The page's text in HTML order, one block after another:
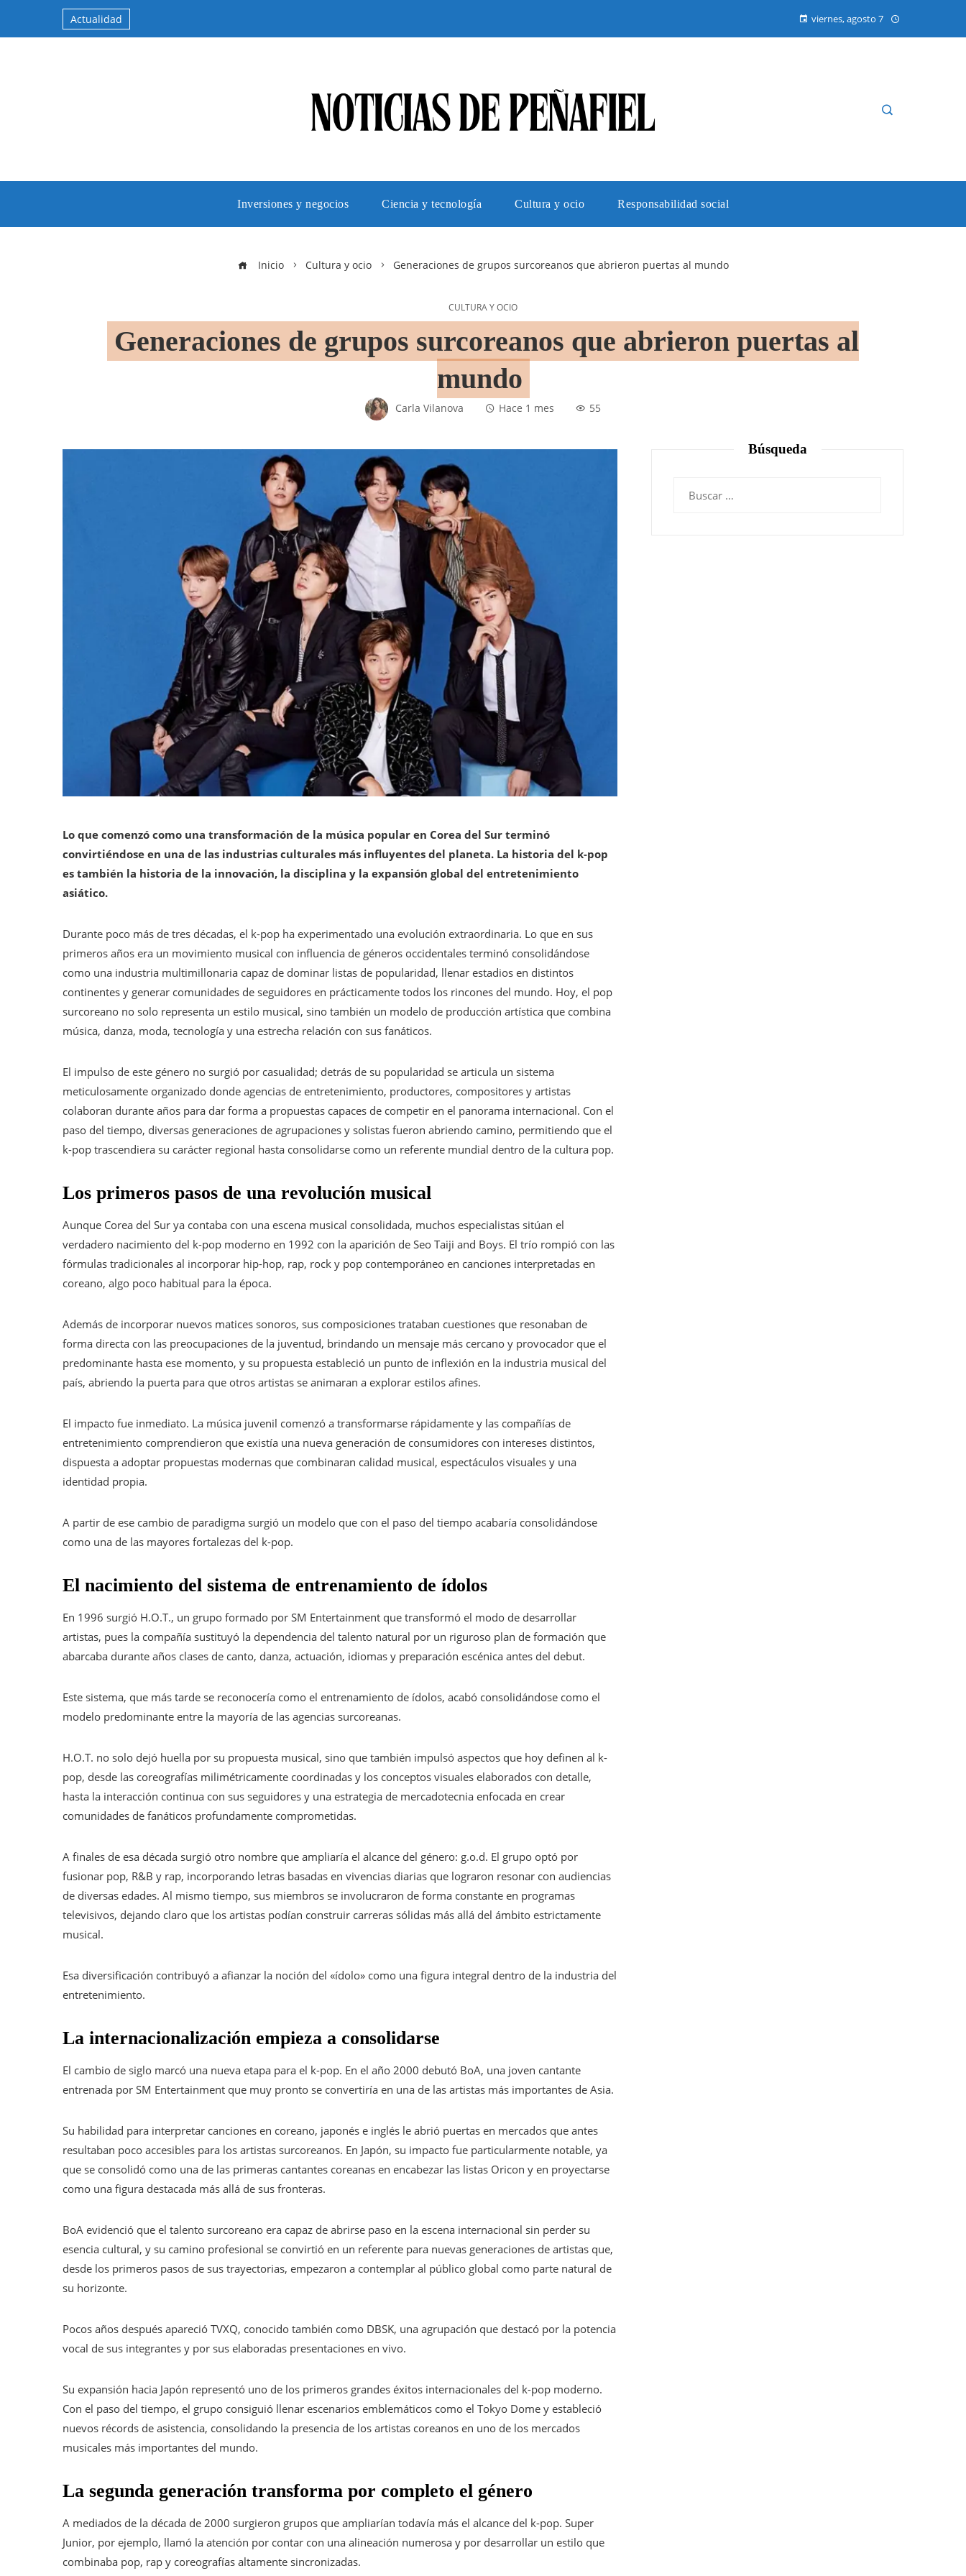
Actualidad viernes, agosto 7
Inversiones y negocios Ciencia y tecnología Cultura y ocio Responsabilidad social
Inicio Cultura y ocio Generaciones de grupos surcoreanos que abrieron puertas al mundo
CULTURA Y OCIO
Generaciones de grupos surcoreanos que abrieron puertas al
mundo
Carla Vilanova Hace 1 mes 55
Lo que comenzó como una transformación de la música popular en Corea del Sur terminó
convirtiéndose en una de las industrias culturales más influyentes del planeta. La historia del k-pop
es también la historia de la innovación, la disciplina y la expansión global del entretenimiento
asiático.
Durante poco más de tres décadas, el k-pop ha experimentado una evolución extraordinaria. Lo que en sus
primeros años era un movimiento musical con influencia de géneros occidentales terminó consolidándose
como una industria multimillonaria capaz de dominar listas de popularidad, llenar estadios en distintos
continentes y generar comunidades de seguidores en prácticamente todos los rincones del mundo. Hoy, el pop
surcoreano no solo representa un estilo musical, sino también un modelo de producción artística que combina
música, danza, moda, tecnología y una estrecha relación con sus fanáticos.
El impulso de este género no surgió por casualidad; detrás de su popularidad se articula un sistema
meticulosamente organizado donde agencias de entretenimiento, productores, compositores y artistas
colaboran durante años para dar forma a propuestas capaces de competir en el panorama internacional. Con el
paso del tiempo, diversas generaciones de agrupaciones y solistas fueron abriendo camino, permitiendo que el
k-pop trascendiera su carácter regional hasta consolidarse como un referente mundial dentro de la cultura pop.
Los primeros pasos de una revolución musical
Aunque Corea del Sur ya contaba con una escena musical consolidada, muchos especialistas sitúan el
verdadero nacimiento del k-pop moderno en 1992 con la aparición de Seo Taiji and Boys. El trío rompió con las
fórmulas tradicionales al incorporar hip-hop, rap, rock y pop contemporáneo en canciones interpretadas en
coreano, algo poco habitual para la época.
Además de incorporar nuevos matices sonoros, sus composiciones trataban cuestiones que resonaban de
forma directa con las preocupaciones de la juventud, brindando un mensaje más cercano y provocador que el
predominante hasta ese momento, y su propuesta estableció un punto de inflexión en la industria musical del
país, abriendo la puerta para que otros artistas se animaran a explorar estilos afines.
El impacto fue inmediato. La música juvenil comenzó a transformarse rápidamente y las compañías de
entretenimiento comprendieron que existía una nueva generación de consumidores con intereses distintos,
dispuesta a adoptar propuestas modernas que combinaran calidad musical, espectáculos visuales y una
identidad propia.
A partir de ese cambio de paradigma surgió un modelo que con el paso del tiempo acabaría consolidándose
como una de las mayores fortalezas del k-pop.
El nacimiento del sistema de entrenamiento de ídolos
En 1996 surgió H.O.T., un grupo formado por SM Entertainment que transformó el modo de desarrollar
artistas, pues la compañía sustituyó la dependencia del talento natural por un riguroso plan de formación que
abarcaba durante años clases de canto, danza, actuación, idiomas y preparación escénica antes del debut.
Este sistema, que más tarde se reconocería como el entrenamiento de ídolos, acabó consolidándose como el
modelo predominante entre la mayoría de las agencias surcoreanas.
H.O.T. no solo dejó huella por su propuesta musical, sino que también impulsó aspectos que hoy definen al k-
pop, desde las coreografías milimétricamente coordinadas y los conceptos visuales elaborados con detalle,
hasta la interacción continua con sus seguidores y una estrategia de mercadotecnia enfocada en crear
comunidades de fanáticos profundamente comprometidas.
A finales de esa década surgió otro nombre que ampliaría el alcance del género: g.o.d. El grupo optó por
fusionar pop, R&B y rap, incorporando letras basadas en vivencias diarias que lograron resonar con audiencias
de diversas edades. Al mismo tiempo, sus miembros se involucraron de forma constante en programas
televisivos, dejando claro que los artistas podían construir carreras sólidas más allá del ámbito estrictamente
musical.
Esa diversificación contribuyó a afianzar la noción del «ídolo» como una figura integral dentro de la industria del
entretenimiento.
La internacionalización empieza a consolidarse
El cambio de siglo marcó una nueva etapa para el k-pop. En el año 2000 debutó BoA, una joven cantante
entrenada por SM Entertainment que muy pronto se convertiría en una de las artistas más importantes de Asia.
Su habilidad para interpretar canciones en coreano, japonés e inglés le abrió puertas en mercados que antes
resultaban poco accesibles para los artistas surcoreanos. En Japón, su impacto fue particularmente notable, ya
que se consolidó como una de las primeras cantantes coreanas en encabezar las listas Oricon y en proyectarse
como una figura destacada más allá de sus fronteras.
BoA evidenció que el talento surcoreano era capaz de abrirse paso en la escena internacional sin perder su
esencia cultural, y su camino profesional se convirtió en un referente para nuevas generaciones de artistas que,
desde los primeros pasos de sus trayectorias, empezaron a contemplar al público global como parte natural de
su horizonte.
Pocos años después apareció TVXQ, conocido también como DBSK, una agrupación que destacó por la potencia
vocal de sus integrantes y por sus elaboradas presentaciones en vivo.
Su expansión hacia Japón representó uno de los primeros grandes éxitos internacionales del k-pop moderno.
Con el paso del tiempo, el grupo consiguió llenar escenarios emblemáticos como el Tokyo Dome y estableció
nuevos récords de asistencia, consolidando la presencia de los artistas coreanos en uno de los mercados
musicales más importantes del mundo.
La segunda generación transforma por completo el género
A mediados de la década de 2000 surgieron grupos que ampliarían todavía más el alcance del k-pop. Super
Junior, por ejemplo, llamó la atención por contar con una alineación numerosa y por desarrollar un estilo que
combinaba pop, rap y coreografías altamente sincronizadas.
Búsqueda